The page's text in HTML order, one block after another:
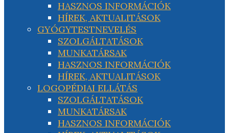
HASZNOS INFORMÁCIÓK
HÍREK, AKTUALITÁSOK
GYÓGYTESTNEVELÉS
SZOLGÁLTATÁSOK
MUNKATÁRSAK
HASZNOS INFORMÁCIÓK
HÍREK, AKTUALITÁSOK
LOGOPÉDIAI ELLÁTÁS
SZOLGÁLTATÁSOK
MUNKATÁRSAK
HASZNOS INFORMÁCIÓK